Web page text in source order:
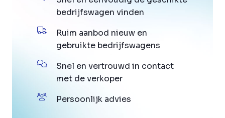
bedrijfswagen vinden
Ruim aanbod nieuw en
gebruikte bedrijfswagens
Snel en vertrouwd in contact
met de verkoper
Persoonlijk advies